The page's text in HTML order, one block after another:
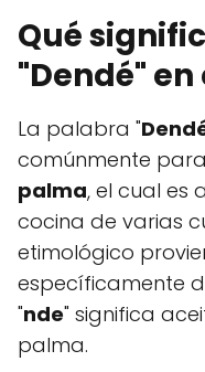
Qué
"Dendé"
La palabra "
comúnmente
palma, el cual es
cocina de varias
etimológico
específicamente
"nde" significa
palma.